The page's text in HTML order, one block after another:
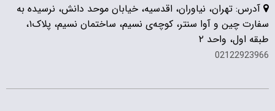
آدرس: تهران، نیاوران، اقدسیه، خیابان موحد دانش، نرسیده به
سفارت چین و آوا سنتر، کوچه‌ی نسیم، ساختمان نسیم، پلاک۱،
طبقه اول، واحد ۲
02122923966